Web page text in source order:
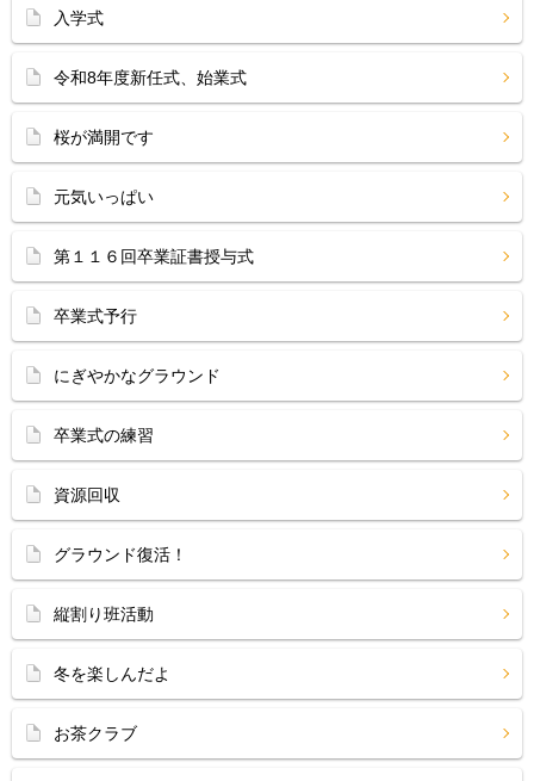
入学式
令和8年度新任式、始業式
桜が満開です
元気いっぱい
第１１６回卒業証書授与式
卒業式予行
にぎやかなグラウンド
卒業式の練習
資源回収
グラウンド復活！
縦割り班活動
冬を楽しんだよ
お茶クラブ